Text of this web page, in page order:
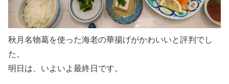
秋月名物葛を使った海老の華揚げがかわいいと評判でし
た。
明日は、いよいよ最終日です。